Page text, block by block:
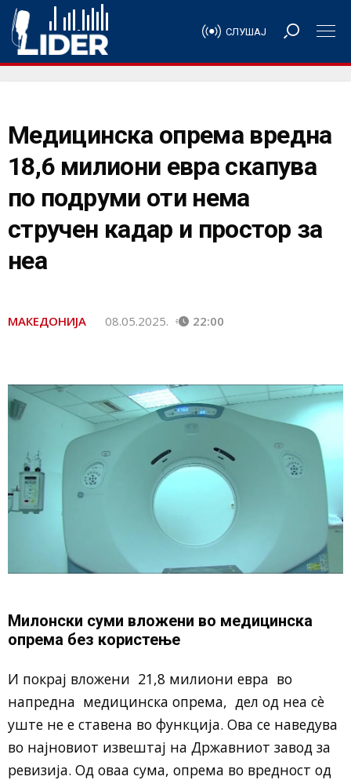
СЛУШАЈ
Медицинска опрема вредна
18,6 милиони евра скапува
по подруми оти нема
стручен кадар и простор за
неа
МАКЕДОНИЈА 08.05.2025. 22:00
Милонски суми вложени во медицинска
опрема без користење
И покрај вложени 21,8 милиони евра во
напредна медицинска опрема, дел од неа сè
уште не е ставена во функција. Ова се наведува
во најновиот извештај на Државниот завод за
ревизија. Од оваа сума, опрема во вредност од